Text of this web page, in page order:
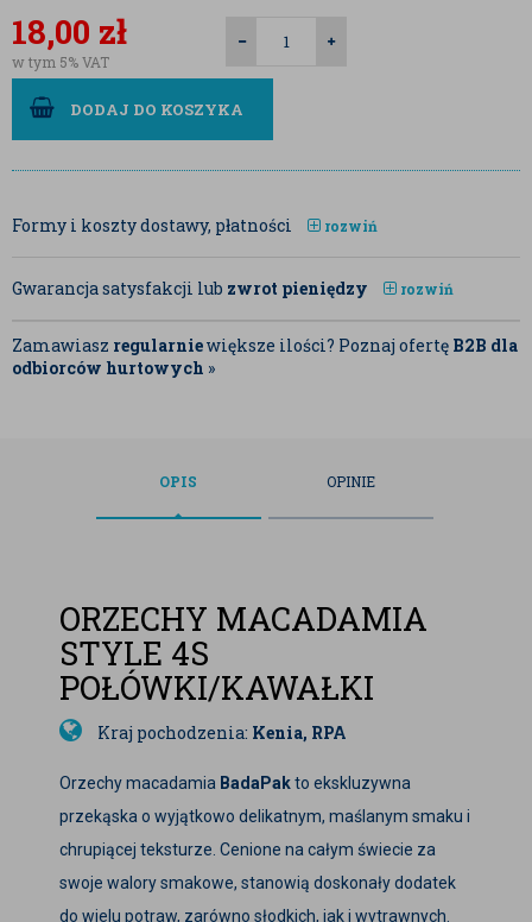
18,00 zł
w tym 5% VAT
DODAJ DO KOSZYKA
Formy i koszty dostawy, płatności rozwiń
Gwarancja satysfakcji lub zwrot pieniędzy rozwiń
Zamawiasz regularniewiększe ilości? Poznaj ofertę B2B dla
odbiorców hurtowych »
OPIS OPINIE
ORZECHY MACADAMIA
STYLE 4S
POŁÓWKI/KAWAŁKI
Kraj pochodzenia: Kenia, RPA
Orzechy macadamia BadaPakto ekskluzywna
przekąska o wyjątkowo delikatnym, maślanym smaku i
chrupiącej teksturze. Cenione na całym świecie za
swoje walory smakowe, stanowią doskonały dodatek
do wielu potraw, zarówno słodkich, jak i wytrawnych.